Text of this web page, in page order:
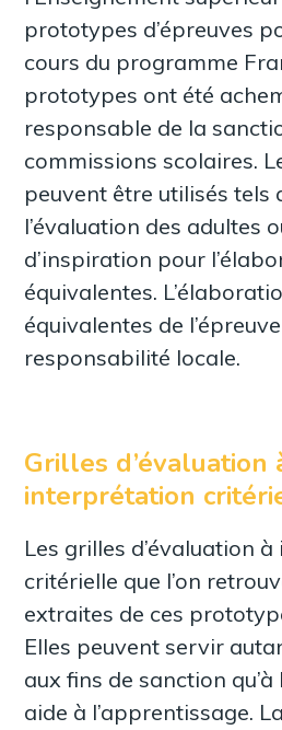
prototypes d’épreuves
cours du programme
prototypes ont été
responsable de la
commissions scolaires.
peuvent être utilisés tels
l’évaluation des adultes
d’inspiration pour
équivalentes.
équivalentes de
responsabilité locale.
Grilles d’évaluation
interprétation
Les grilles d’évaluation
critérielle que l’on
extraites de ces
Elles peuvent servir
aux fins de sanction qu’à
aide à l’apprentissage.